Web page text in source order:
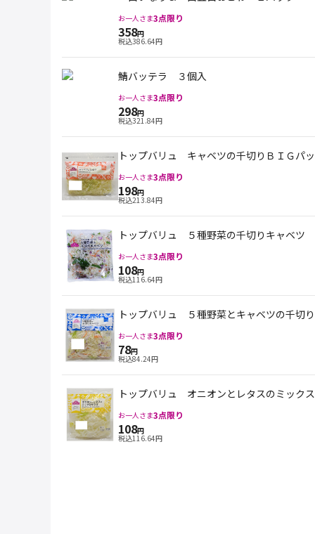
お一人さま3点限り
358円
税込386.64円
鯖バッテラ ３個入
お一人さま3点限り
298円
税込321.84円
トップバリュ キャベツの千切りＢＩＧパ
お一人さま3点限り
198円
税込213.84円
トップバリュ ５種野菜の千切りキャベツ
お一人さま3点限り
108円
税込116.64円
トップバリュ ５種野菜とキャベツの千切
お一人さま3点限り
78円
税込84.24円
トップバリュ オニオンとレタスのミック
お一人さま3点限り
108円
税込116.64円